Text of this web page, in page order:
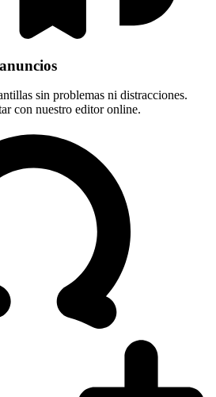
sin problemas ni distracciones.
con nuestro editor online.